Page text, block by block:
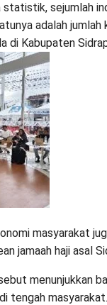
statistik, sejumlah
adalah
di Kabupaten
masyarakat
jamaah haji asal
menunjukkan
tengah masyarakat.